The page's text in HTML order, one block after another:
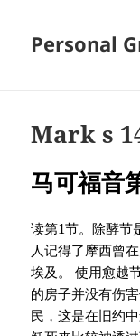
Personal
Mark s
马可福音
读第1节。除酵节
人记得了摩西曾
埃及。 使用愈越
的房子并没有伤
民，这是在旧约